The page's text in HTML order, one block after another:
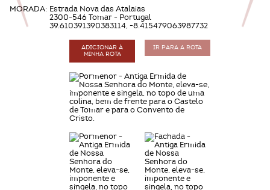
MORADA: Estrada Nova das Atalaias
2300-546 Tomar - Portugal
39.610391390383114, -8.415479063987732
ADICIONAR À
MINHA ROTA
IR PARA A ROTA